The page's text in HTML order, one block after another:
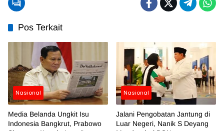
Pos Terkait
Nasional
Media Belanda Ungkit Isu
Indonesia Bangkrut, Prabowo
Nasional
Jalani Pengobatan Jantung di
Luar Negeri, Nanik S Deyang